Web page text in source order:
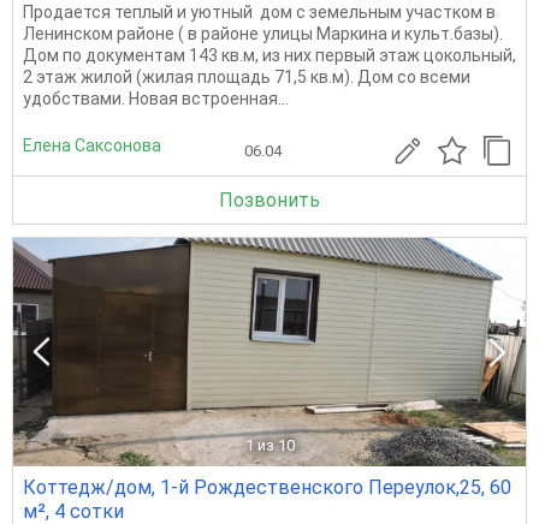
Продается теплый и уютный дом с земельным участком в
Ленинском районе ( в районе улицы Маркина и культ.базы).
Дом по документам 143 кв.м, из них первый этаж цокольный,
2 этаж жилой (жилая площадь 71,5 кв.м). Дом со всеми
удобствами. Новая встроенная...
Елена Саксонова 06.04
Позвонить
1 из 10
Коттедж/дом, 1-й Рождественского Переулок,25, 60
м², 4 сотки